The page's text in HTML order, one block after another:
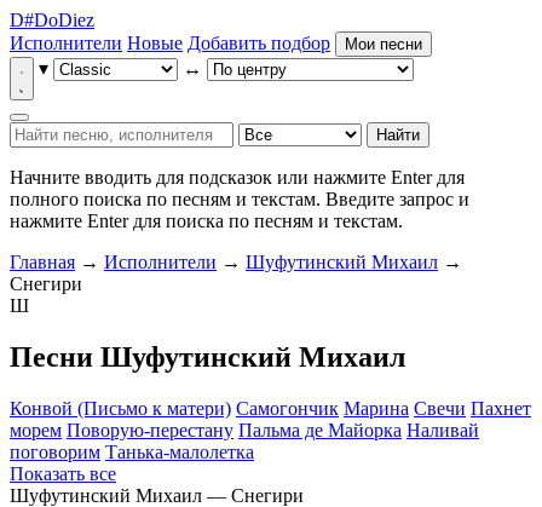
D#DoDiez
Исполнители Новые Добавить подбор Мои песни
▾ ↔
Найти
Начните вводить для подсказок или нажмите Enter для
полного поиска по песням и текстам. Введите запрос и
нажмите Enter для поиска по песням и текстам.
Главная → Исполнители → Шуфутинский Михаил →
Снегири
Ш
Песни Шуфутинский Михаил
Конвой (Письмо к матери) Самогончик Марина Свечи Пахнет
морем Поворую-перестану Пальма де Майорка Наливай
поговорим Танька-малолетка
Показать все
Шуфутинский Михаил — Снегири